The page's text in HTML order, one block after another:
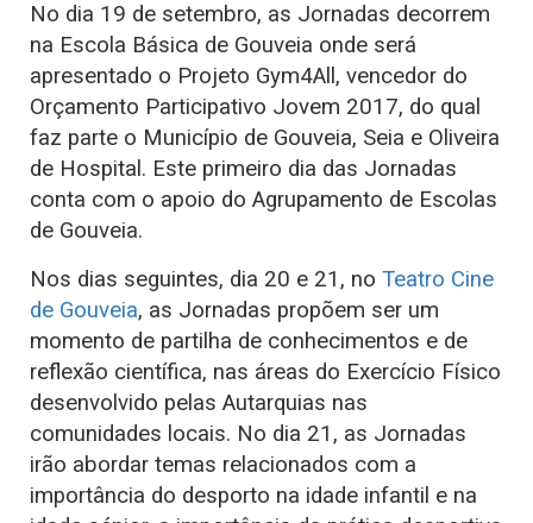
No dia 19 de setembro, as Jornadas decorrem
na Escola Básica de Gouveia onde será
apresentado o Projeto Gym4All, vencedor do
Orçamento Participativo Jovem 2017, do qual
faz parte o Município de Gouveia, Seia e Oliveira
de Hospital. Este primeiro dia das Jornadas
conta com o apoio do Agrupamento de Escolas
de Gouveia.
Nos dias seguintes, dia 20 e 21, no Teatro Cine
de Gouveia, as Jornadas propõem ser um
momento de partilha de conhecimentos e de
reflexão científica, nas áreas do Exercício Físico
desenvolvido pelas Autarquias nas
comunidades locais. No dia 21, as Jornadas
irão abordar temas relacionados com a
importância do desporto na idade infantil e na